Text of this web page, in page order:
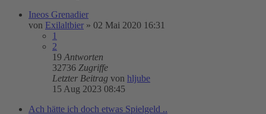
Ineos Grenadier
von Exilaltbier » 02 Mai 2020 16:31
1
2
19 Antworten
32736 Zugriffe
Letzter Beitrag von hljube
15 Aug 2023 08:45
Ach hätte ich doch etwas Spielgeld ..